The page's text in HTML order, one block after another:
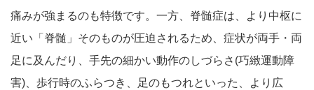
痛みが強まるのも特徴です。一方、脊髄症は、より中枢に
近い「脊髄」そのものが圧迫されるため、症状が両手・両
足に及んだり、手先の細かい動作のしづらさ(巧緻運動障
害)、歩行時のふらつき、足のもつれといった、より広